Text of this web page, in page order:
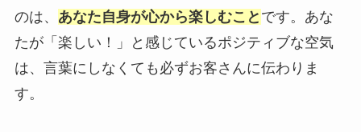
のは、 あなた自身が心から楽しむこと です。あな
たが「楽しい！」と感じているポジティブな空気
は、言葉にしなくても必ずお客さんに伝わりま
す。